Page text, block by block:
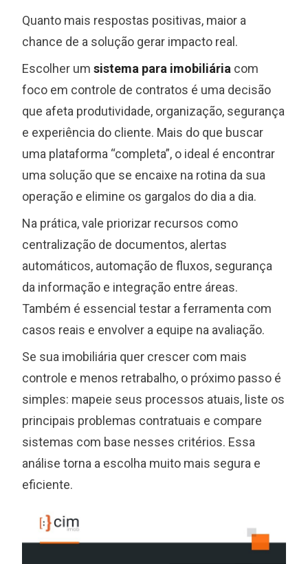
Quanto mais respostas positivas, maior a
chance de a solução gerar impacto real.
Escolher um sistema para imobiliária com
foco em controle de contratos é uma decisão
que afeta produtividade, organização, segurança
e experiência do cliente. Mais do que buscar
uma plataforma “completa”, o ideal é encontrar
uma solução que se encaixe na rotina da sua
operação e elimine os gargalos do dia a dia.
Na prática, vale priorizar recursos como
centralização de documentos, alertas
automáticos, automação de fluxos, segurança
da informação e integração entre áreas.
Também é essencial testar a ferramenta com
casos reais e envolver a equipe na avaliação.
Se sua imobiliária quer crescer com mais
controle e menos retrabalho, o próximo passo é
simples: mapeie seus processos atuais, liste os
principais problemas contratuais e compare
sistemas com base nesses critérios. Essa
análise torna a escolha muito mais segura e
eficiente.